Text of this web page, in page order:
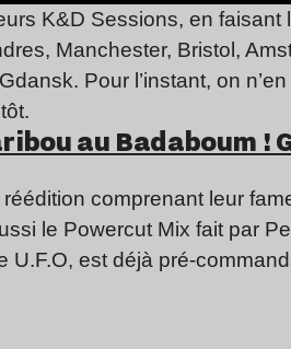
K&D Sessions, en faisant
Manchester, Bristol,
Pour l’instant, on
au Badaboum !
comprenant leur
le Powercut Mix fait par
U.F.O, est déjà pré-